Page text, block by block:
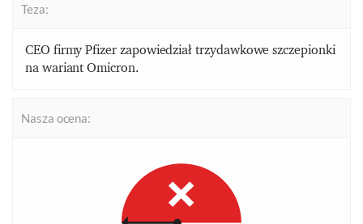
Teza:
CEO firmy Pfizer zapowiedział trzydawkowe szczepionki
nawariant Omicron.
Nasza ocena: